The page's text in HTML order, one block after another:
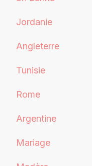
Jordanie
Angleterre
Tunisie
Rome
Argentine
Mariage